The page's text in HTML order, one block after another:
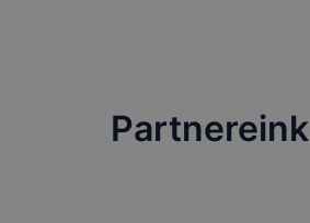
Partnereink